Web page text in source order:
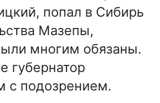
попал в Сибирь
Мазепы,
многим обязаны.
губернатор
с подозрением.